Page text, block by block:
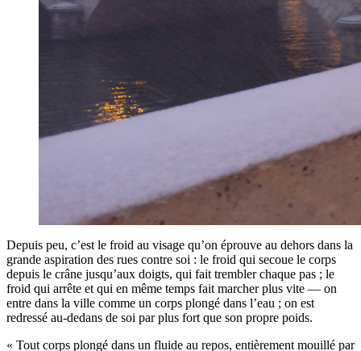
Depuis peu, c’est le froid au visage qu’on éprouve au dehors dans la
grande aspiration des rues contre soi : le froid qui secoue le corps
depuis le crâne jusqu’aux doigts, qui fait trembler chaque pas ; le
froid qui arrête et qui en même temps fait marcher plus vite — on
entre dans la ville comme un corps plongé dans l’eau ; on est
redressé au-dedans de soi par plus fort que son propre poids.
« Tout corps plongé dans un fluide au repos, entièrement mouillé par